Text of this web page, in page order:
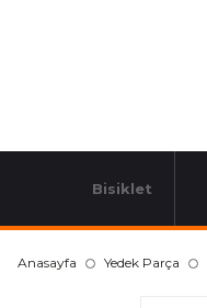
Bisiklet
Anasayfa Yedek Parça